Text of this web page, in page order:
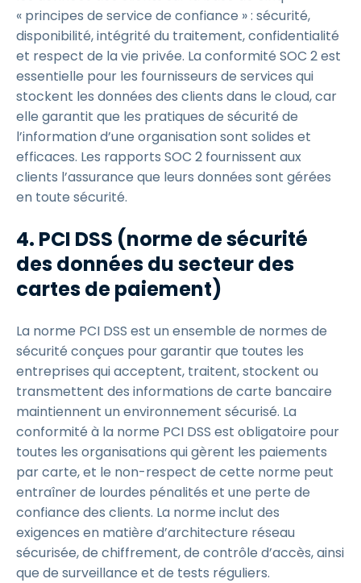
« principes de service de confiance » : sécurité,
disponibilité, intégrité du traitement, confidentialité
et respect de la vie privée. La conformité SOC 2 est
essentielle pour les fournisseurs de services qui
stockent les données des clients dans le cloud, car
elle garantit que les pratiques de sécurité de
l’information d’une organisation sont solides et
efficaces. Les rapports SOC 2 fournissent aux
clients l’assurance que leurs données sont gérées
en toute sécurité.
4. PCI DSS (norme de sécurité
des données du secteur des
cartes de paiement)
La norme PCI DSS est un ensemble de normes de
sécurité conçues pour garantir que toutes les
entreprises qui acceptent, traitent, stockent ou
transmettent des informations de carte bancaire
maintiennent un environnement sécurisé. La
conformité à la norme PCI DSS est obligatoire pour
toutes les organisations qui gèrent les paiements
par carte, et le non-respect de cette norme peut
entraîner de lourdes pénalités et une perte de
confiance des clients. La norme inclut des
exigences en matière d’architecture réseau
sécurisée, de chiffrement, de contrôle d’accès, ainsi
que de surveillance et de tests réguliers.